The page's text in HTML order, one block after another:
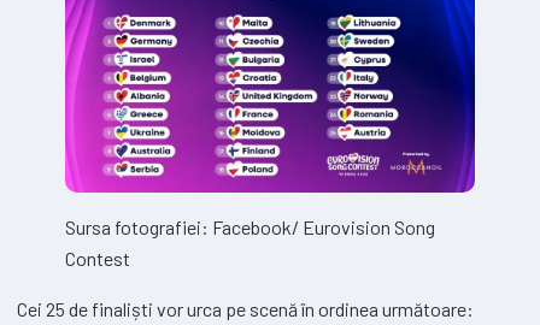
Sursa fotografiei: Facebook/ Eurovision Song
Contest
Cei 25 de finaliști vor urca pe scenă în ordinea următoare: